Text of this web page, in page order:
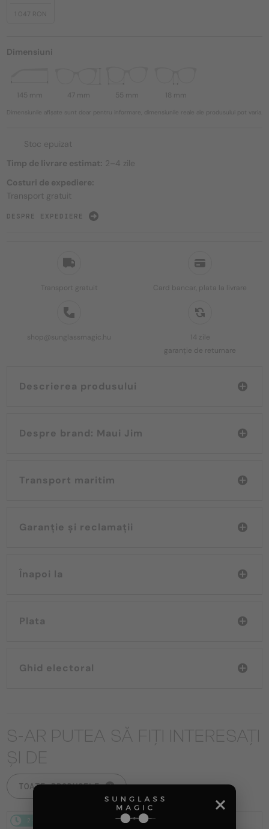
Transport gratuit Card bancar, plata la livrare
shop@sunglassmagic.hu
14 zile
garanție de returnare
Descrierea produsului
Despre brand: Maui Jim
Transport maritim
Garanție și reclamații
Înapoi la
Plata
Ghid electoral
1 047 RON
Dimensiuni
145 mm 47 mm 55 mm 18 mm
Dimensiunile afișate sunt doar pentru informare, dimensiunile reale ale produsului pot varia.
Stoc epuizat
Timp de livrare estimat: 2–4 zile
Costuri de expediere:
Transport gratuit
DESPRE EXPEDIERE
S-AR PUTEA SĂ FIȚI INTERESAȚI
ȘI DE
TOATE PRODUSELE
2-4 ZILE